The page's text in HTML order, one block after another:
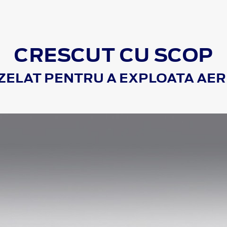
CRESCUT CU SCOP
PENTRU A EXPLOATA